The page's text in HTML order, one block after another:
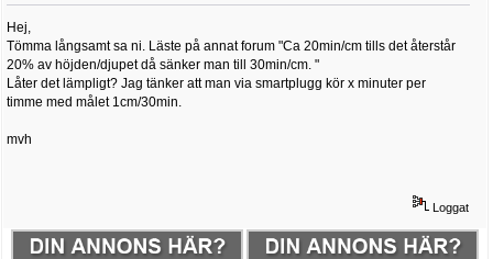
Hej,
Tömma långsamt sa ni. Läste på annat forum "Ca 20min/cm tills det återstår
20% av höjden/djupet då sänker man till 30min/cm. "
Låter det lämpligt? Jag tänker att man via smartplugg kör x minuter per
timme med målet 1cm/30min.
mvh
Loggat